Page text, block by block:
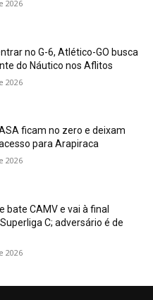
2026
no G-6, Atlético-GO busca
do Náutico nos Aflitos
2026
ficam no zero e deixam
para Arapiraca
2026
bate CAMV e vai à final
C; adversário é de
2026